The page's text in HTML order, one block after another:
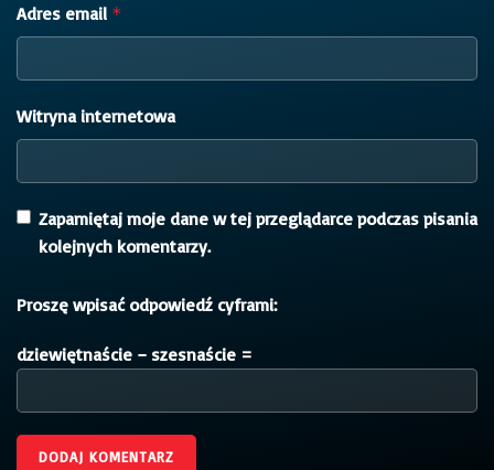
Adres email *
Witryna internetowa
Zapamiętaj moje dane w tej przeglądarce podczas pisania
kolejnych komentarzy.
Proszę wpisać odpowiedź cyframi:
dziewiętnaście − szesnaście =